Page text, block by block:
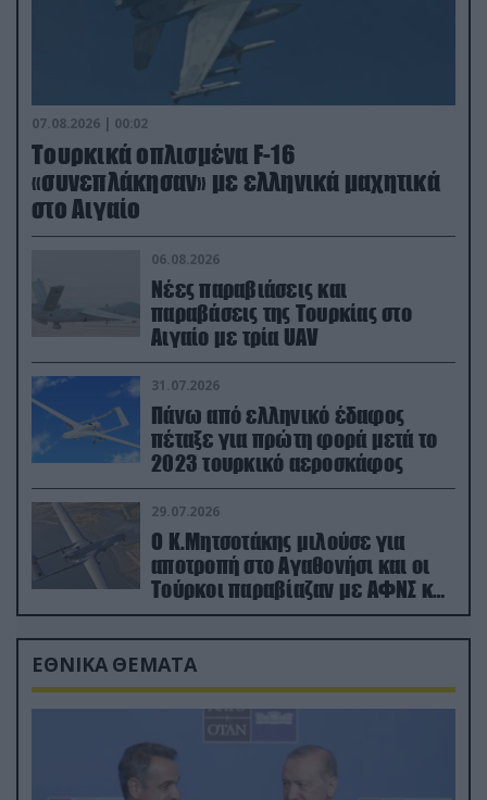
07.08.2026 | 00:02
Τουρκικά οπλισμένα F-16
«συνεπλάκησαν» με ελληνικά μαχητικά
στο Αιγαίο
06.08.2026
Νέες παραβιάσεις και
παραβάσεις της Τουρκίας στο
Αιγαίο με τρία UAV
31.07.2026
Πάνω από ελληνικό έδαφος
πέταξε για πρώτη φορά μετά το
2023 τουρκικό αεροσκάφος
29.07.2026
Ο Κ.Μητσοτάκης μιλούσε για
αποτροπή στο Αγαθονήσι και οι
Τούρκοι παραβίαζαν με ΑΦΝΣ και
drone
ΕΘΝΙΚΑ ΘΕΜΑΤΑ